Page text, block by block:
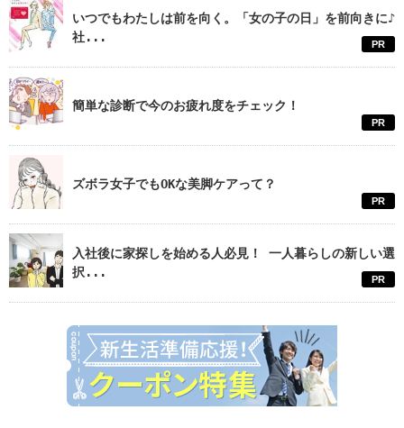
いつでもわたしは前を向く。「女の子の日」を前向きに♪
社...
PR
簡単な診断で今のお疲れ度をチェック！
PR
ズボラ女子でもOKな美脚ケアって？
PR
入社後に家探しを始める人必見！ 一人暮らしの新しい選
択...
PR